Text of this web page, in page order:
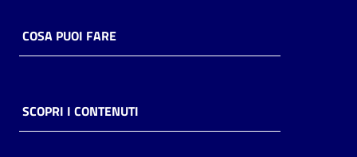
Piani
COSA PUOI FARE
SCOPRI I CONTENUTI